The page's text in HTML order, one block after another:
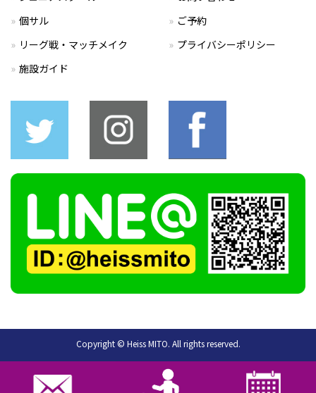
個サル
リーグ戦・マッチメイク
施設ガイド
ご予約
プライバシーポリシー
Copyright © Heiss MITO. All rights reserved.